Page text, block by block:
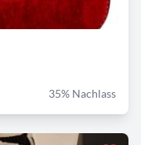
35% Nachlass